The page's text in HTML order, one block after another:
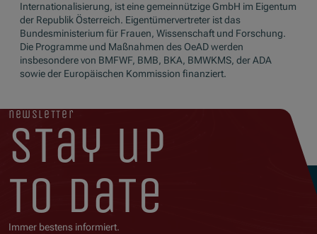
Internationalisierung, ist eine gemeinnützige GmbH im Eigentum
der Republik Österreich. Eigentümervertreter ist das
Bundesministerium für Frauen, Wissenschaft und Forschung.
Die Programme und Maßnahmen des OeAD werden
insbesondere von BMFWF, BMB, BKA, BMWKMS, der ADA
sowie der Europäischen Kommission finanziert.
newsletter
stay up
to date
Immer bestens informiert.